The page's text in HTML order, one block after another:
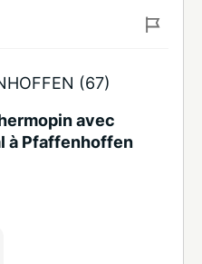
(67)
avec
à Pfaffenhoffen